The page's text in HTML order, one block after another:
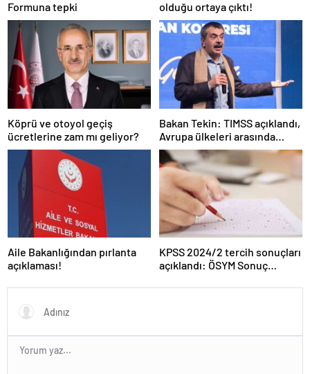
Formuna tepki
olduğu ortaya çıktı!
Köprü ve otoyol geçiş
ücretlerine zam mı geliyor?
Bakan Tekin: TIMSS açıklandı,
Avrupa ülkeleri arasında
birinciyiz
Aile Bakanlığından pırlanta
açıklaması!
KPSS 2024/2 tercih sonuçları
açıklandı: ÖSYM Sonuç